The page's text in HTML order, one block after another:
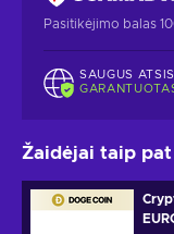
Pasitikėjimo balas
SAUGUS
Žaidėjai taip